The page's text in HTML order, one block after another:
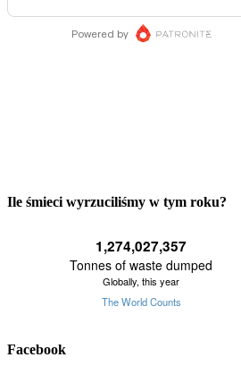
Ile śmieci wyrzuciliśmy w tym roku?
Facebook